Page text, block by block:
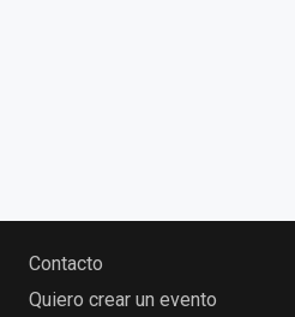
Contacto
Quiero crear un evento